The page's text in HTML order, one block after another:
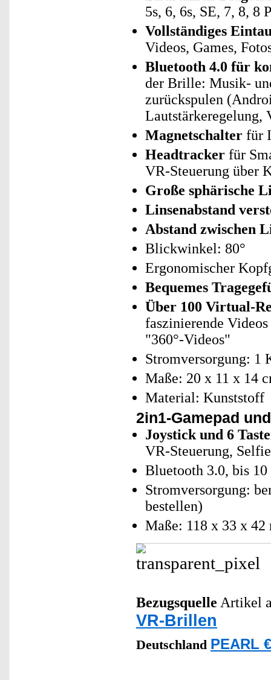
5s, 6, 6s, SE, 7, 8, 8
Vollständiges
Videos, Games,
Bluetooth 4.0 für
der Brille: Musik-
zurückspulen
Lautstärkeregelung,
Magnetschalter für
Headtracker für
VR-Steuerung über
Große sphärische
Linsenabstand
Abstand zwischen
Blickwinkel: 80°
Ergonomischer
Bequemes
Über 100 Virtual-
faszinierende
"360°-Videos"
Stromversorgung: 1
Maße: 20 x 11 x 14
Material: Kunststoff
2in1-Gamepad
Joystick und 6
VR-Steuerung,
Bluetooth 3.0, bis
Stromversorgung:
bestellen)
Maße: 118 x 33 x
Bezugsquelle Artikel
VR-Brillen
Deutschland PEARL